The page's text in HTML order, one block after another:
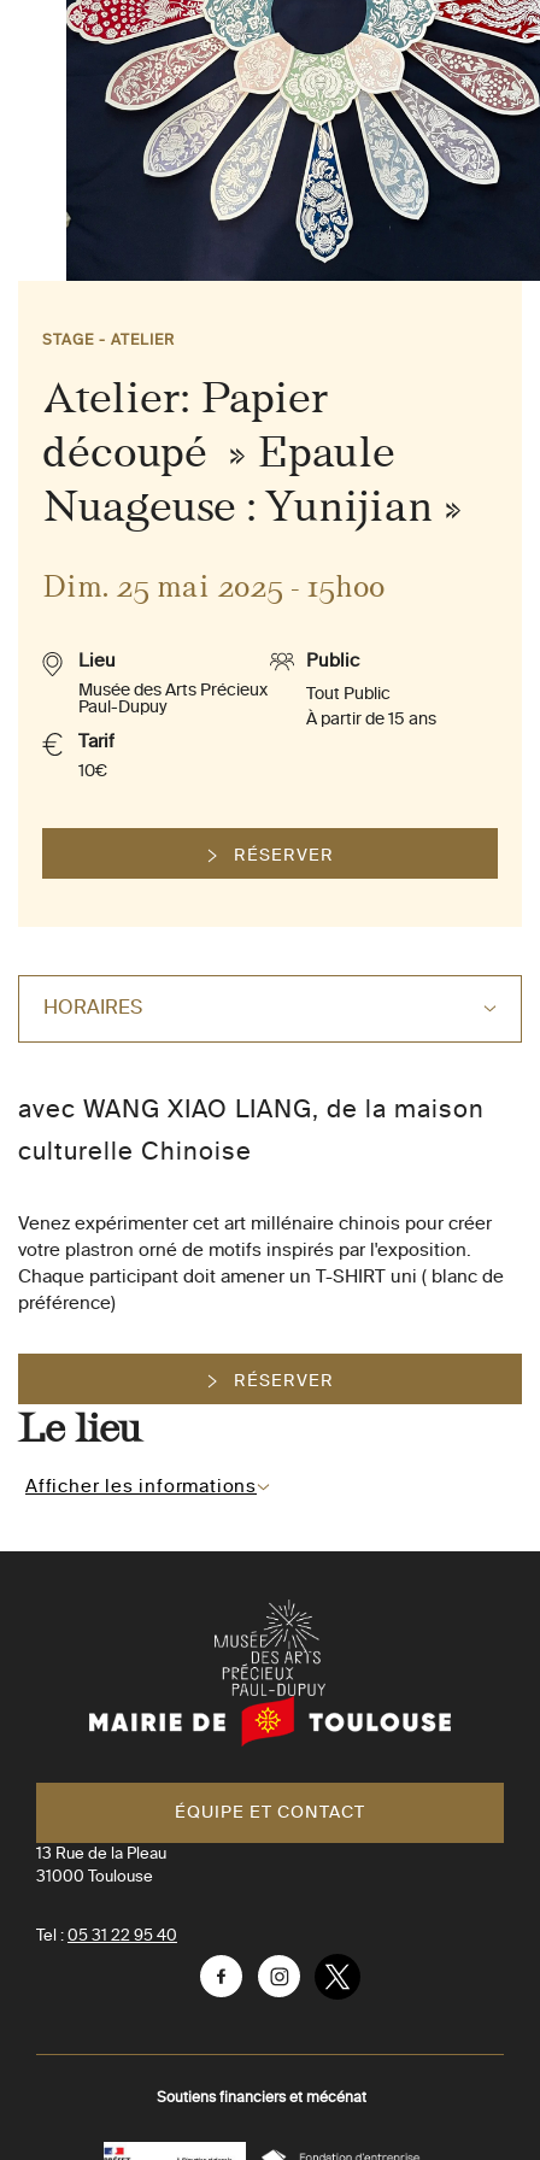
Atelier: Papier
découpé » Epaule
Nuageuse : Yunijian »
STAGE - ATELIER
Dim. 25 mai 2025 - 15h00
Lieu
Musée des Arts Précieux
Paul-Dupuy
Public
Tout Public
À partir de 15 ans
Tarif
10€
RÉSERVER
HORAIRES
avec WANG XIAO LIANG, de la maison
culturelle Chinoise
Venez expérimenter cet art millénaire chinois pour créer
votre plastron orné de motifs inspirés par l'exposition.
Chaque participant doit amener un T-SHIRT uni ( blanc de
préférence)
RÉSERVER
Le lieu
Afficher les informations
Mairie
de
ÉQUIPE ET CONTACT
13 Rue de la Pleau
31000
Toulouse
Tel : 05 31 22 95 40
FacebookInstagramTwitter
Soutiens financiers et mécénat